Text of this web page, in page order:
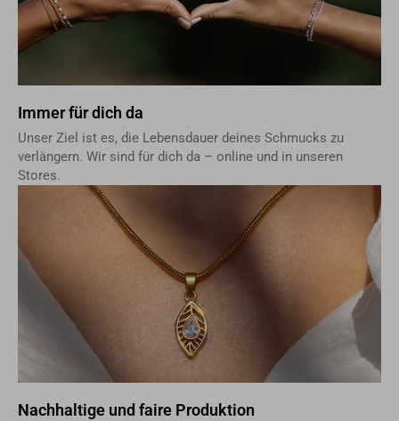
Immer für dich da
Unser Ziel ist es, die Lebensdauer deines Schmucks zu
verlängern. Wir sind für dich da – online und in unseren
Stores.
Nachhaltige und faire Produktion